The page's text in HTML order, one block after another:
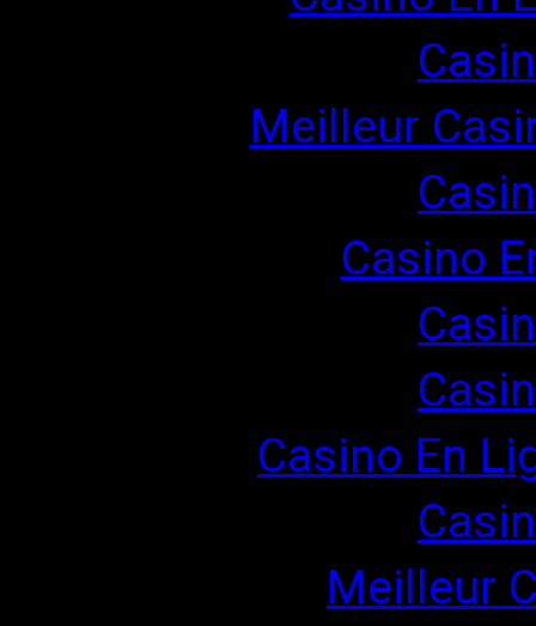
Meilleur
Casino
Casino En
Meilleur